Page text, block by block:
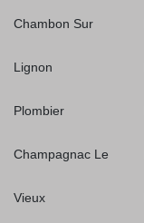
Chambon Sur
Lignon
Plombier
Champagnac Le
Vieux